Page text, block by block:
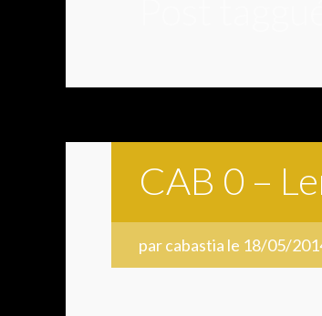
CAB 0 –
par cabastia le 18/05/